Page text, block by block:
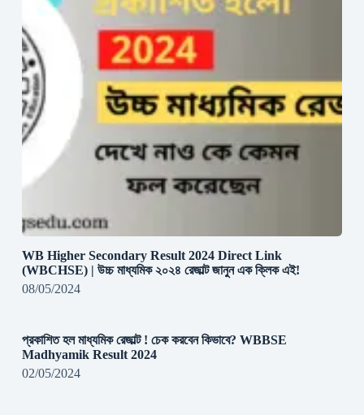
WB Higher Secondary Result 2024 Direct Link
(WBCHSE) | উচ্চ মাধ্যমিক ২০২৪ রেজাল্ট জানুন এক ক্লিক এই!
08/05/2024
প্রকাশিত হল মাধ্যমিক রেজাল্ট ! চেক করবেন কিভাবে? WBBSE
Madhyamik Result 2024
02/05/2024